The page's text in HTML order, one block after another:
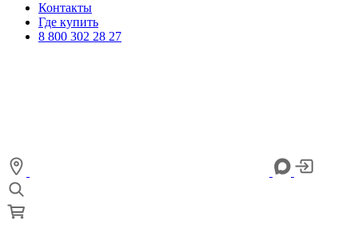
Контакты
Где купить
8 800 302 28 27